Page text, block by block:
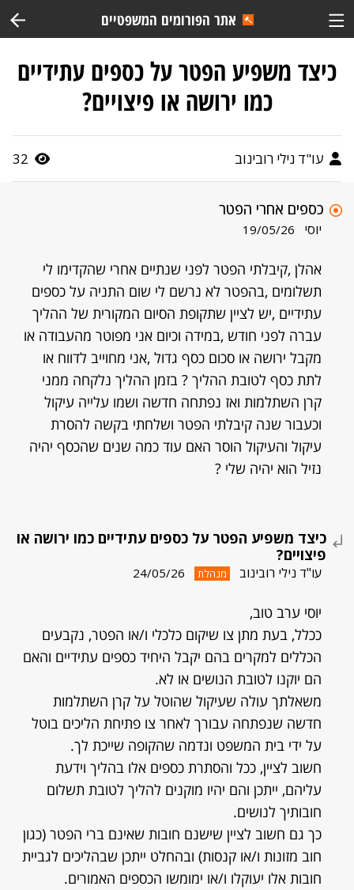
אתר הפורומים המשפטיים
כיצד משפיע הפטר על כספים עתידיים
כמו ירושה או פיצויים?
עו"ד נילי רובינוב 32
כספים אחרי הפטר
יוסי 19/05/26
אהלן ,קיבלתי הפטר לפני שנתיים אחרי שהקדימו לי
תשלומים ,בהפטר לא נרשם לי שום התניה על כספים
עתידיים ,יש לציין שתקופת הסיום המקורית של ההליך
עברה לפני חודש ,במידה וכיום אני מפוטר מהעבודה או
מקבל ירושה או סכום כסף גדול ,אני מחוייב לדווח או
לתת כסף לטובת ההליך ? בזמן ההליך נלקחה ממני
קרן השתלמות ואז נפתחה חדשה ושמו עלייה עיקול
וכעבור שנה קיבלתי הפטר ושלחתי בקשה להסרת
עיקול והעיקול הוסר האם עוד כמה שנים שהכסף יהיה
נזיל הוא יהיה שלי ?
כיצד משפיע הפטר על כספים עתידיים כמו ירושה או
פיצויים?
עו"ד נילי רובינוב מנהלת 24/05/26
יוסי ערב טוב,
ככלל, בעת מתן צו שיקום כלכלי ו/או הפטר, נקבעים
הכללים למקרים בהם יקבל היחיד כספים עתידיים והאם
הם יוקנו לטובת הנושים או לא.
משאלתך עולה שעיקול שהוטל על קרן השתלמות
חדשה שנפתחה עבורך לאחר צו פתיחת הליכים בוטל
על ידי בית המשפט ונדמה שהקופה שייכת לך.
חשוב לציין, ככל והסתרת כספים אלו בהליך וידעת
עליהם, ייתכן והם יהיו מוקנים להליך לטובת תשלום
חובותיך לנושים.
כך גם חשוב לציין שישנם חובות שאינם ברי הפטר (כגון
חוב מזונות ו/או קנסות) ובהחלט ייתכן שבהליכים לגביית
חובות אלו יעוקלו ו/או ימומשו הכספים האמורים.